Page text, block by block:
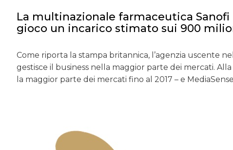
La multinazionale farmaceutica
gioco un incarico stimato sui 900
Come riporta la stampa britannica, l’agenzia uscente
gestisce il business nella maggior parte dei mercati.
la maggior parte dei mercati fino al 2017 – e